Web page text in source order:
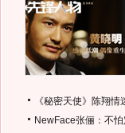
《秘密天使》陈翔
NewFace张俪：不怕